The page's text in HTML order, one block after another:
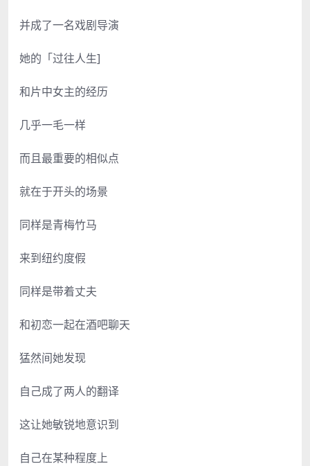
并成了一名戏剧导演
她的「过往人生]
和片中女主的经历
几乎一毛一样
而且最重要的相似点
就在于开头的场景
同样是青梅竹马
来到纽约度假
同样是带着丈夫
和初恋一起在酒吧聊天
猛然间她发现
自己成了两人的翻译
这让她敏锐地意识到
自己在某种程度上